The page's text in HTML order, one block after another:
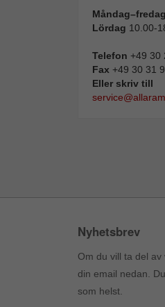
Måndag–fredag
Lördag 10.00-
Telefon +49 30
Fax +49 30 31
Eller skriv till
Nyhetsbrev
Om du vill ta del
din email nedan.
som helst.